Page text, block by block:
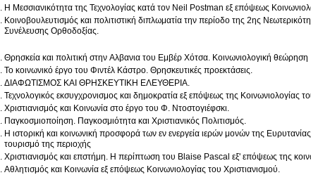
Η Μεσσιανικότητα της Τεχνολογίας κατά τον Neil Postman εξ επόψεως
Κοινοβουλευτισμός και πολιτιστική διπλωματία την περίοδο της 2ης
Συνέλευσης Ορθοδοξίας.
Θρησκεία και πολιτική στην Αλβανια του Εμβέρ Χότσα. Κοινωνιολογική θεώρηση
Το κοινωνικό έργο του Φιντέλ Κάστρο. Θρησκευτικές προεκτάσεις.
ΔΙΑΦΩΤΙΣΜΟΣ ΚΑΙ ΘΡΗΣΚΕΥΤΙΚΗ ΕΛΕΥΘΕΡΙΑ.
Τεχνολογικός εκσυγχρονισμος και δημοκρατία εξ επόψεως της Κοινωνιολογίας
Χριστιανισμός και Κοινωνία στο έργο του Φ. Ντοστογιέφσκι.
Παγκοσμιοποίηση. Παγκοσμιότητα και Χριστιανικός Πολιτισμός.
Η ιστορική και κοινωνική προσφορά των εν ενεργεία ιερών μονών της
τουρισμό της περιοχής
Χριστιανισμός και επστήμη. Η περίπτωση του Blaise Pascal εξ' επόψεως της
Αθλητισμός και Κοινωνία εξ επόψεως Κοινωνιολογίας του Χριστιανισμού.